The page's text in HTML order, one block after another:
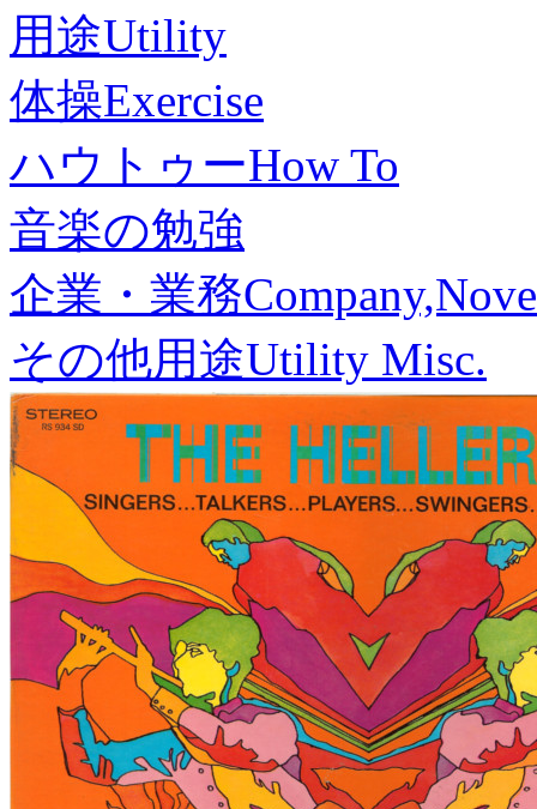
用途Utility
体操Exercise
ハウトゥーHow To
音楽の勉強
企業・業務
その他用途Utility Misc.